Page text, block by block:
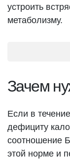
устроить
метаболизму.
Зачем
Если в
дефициту
соотношение
этой норме и